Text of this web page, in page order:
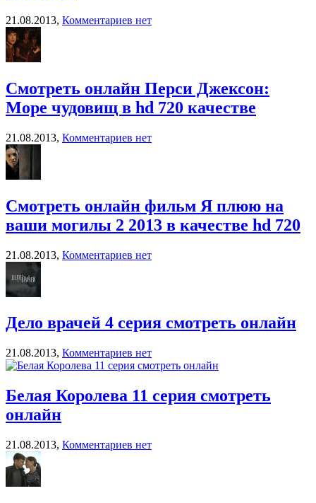
21.08.2013, Комментариев нет
Смотреть онлайн Перси Джексон:
Море чудовищ в hd 720 качестве
21.08.2013, Комментариев нет
Смотреть онлайн фильм Я плюю на
ваши могилы 2 2013 в качестве hd 720
21.08.2013, Комментариев нет
Дело врачей 4 серия смотреть онлайн
21.08.2013, Комментариев нет
Белая Королева 11 серия смотреть
онлайн
21.08.2013, Комментариев нет